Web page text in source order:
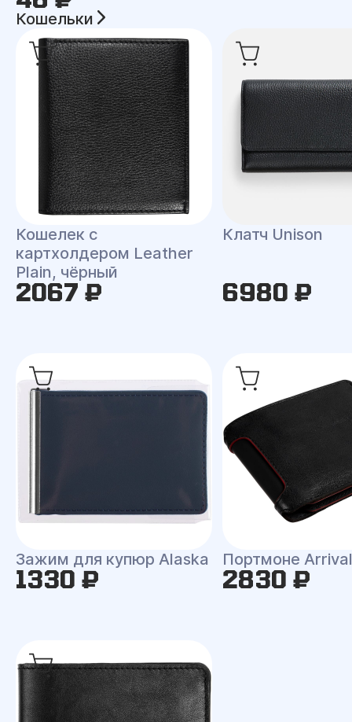
Кошельки
Кошелек с
картхолдером Leather
Plain, чёрный
2067 ₽
Клатч Unison
6980 ₽
Зажим для купюр Alaska
1330 ₽
Портмоне Arrival
2830 ₽